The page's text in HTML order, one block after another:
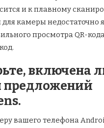
и к плавному
для камеры недостаточно
просмотра QR-
включена
предложений
вашего телефона